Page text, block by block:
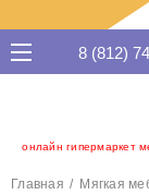
онлайн гипермаркет
8 (812)
Главная
Мягкая